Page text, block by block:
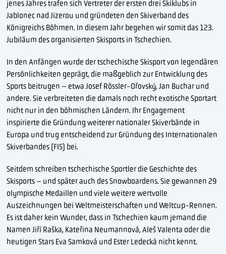
jenes Jahres trafen sich Vertreter der ersten drei Skiklubs in
Jablonec nad Jizerou und gründeten den Skiverband des
Königreichs Böhmen. In diesem Jahr begehen wir somit das 123.
Jubiläum des organisierten Skisports in Tschechien.
In den Anfängen wurde der tschechische Skisport von legendären
Persönlichkeiten geprägt, die maßgeblich zur Entwicklung des
Sports beitrugen – etwa Josef Rössler-Ořovský, Jan Buchar und
andere. Sie verbreiteten die damals noch recht exotische Sportart
nicht nur in den böhmischen Ländern. Ihr Engagement
inspirierte die Gründung weiterer nationaler Skiverbände in
Europa und trug entscheidend zur Gründung des Internationalen
Skiverbandes (FIS) bei.
Seitdem schreiben tschechische Sportler die Geschichte des
Skisports – und später auch des Snowboardens. Sie gewannen 29
olympische Medaillen und viele weitere wertvolle
Auszeichnungen bei Weltmeisterschaften und Weltcup-Rennen.
Es ist daher kein Wunder, dass in Tschechien kaum jemand die
Namen Jiří Raška, Kateřina Neumannová, Aleš Valenta oder die
heutigen Stars Eva Samková und Ester Ledecká nicht kennt.